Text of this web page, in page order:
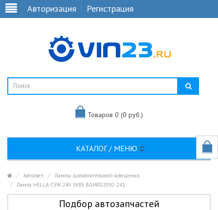
Авторизация Регистрация
Товаров 0 (0 руб.)
КАТАЛОГ / МЕНЮ
Автосвет
Лампы дополнительного освещения
Лампа HELLA C5W 24V SV85 8GM002092-241
Подбор автозапчастей